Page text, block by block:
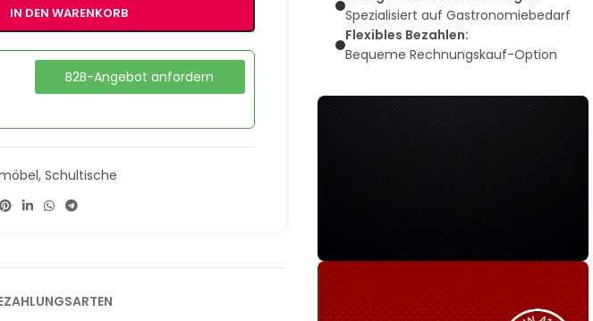
IN DEN WARENKORB
B2B-Angebot anfordern
, Schultische
ZAHLUNGSARTEN
Spezialisiert auf Gastronomiebedarf
Flexibles Bezahlen:
Bequeme Rechnungskauf-Option
Sie haben nicht das passende
Produkt gefunden?